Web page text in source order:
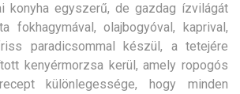
konyha egyszerű, de gazdag ízvilágát
fokhagymával, olajbogyóval, kaprival,
paradicsommal készül, a tetejére
kenyérmorzsa kerül, amely ropogós
különlegessége, hogy minden